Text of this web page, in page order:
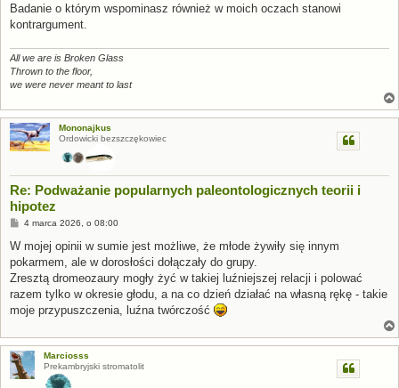
Badanie o którym wspominasz również w moich oczach stanowi
kontrargument.
All we are is Broken Glass
Thrown to the floor,
we were never meant to last
Mononajkus
Ordowicki bezszczękowiec
Re: Podważanie popularnych paleontologicznych teorii i
hipotez
P
s
4 marca 2026, o 08:00
W mojej opinii w sumie jest możliwe, że młode żywiły się innym
pokarmem, ale w dorosłości dołączały do grupy.
Zresztą dromeozaury mogły żyć w takiej luźniejszej relacji i polować
razem tylko w okresie głodu, a na co dzień działać na własną rękę - takie
moje przypuszczenia, luźna twórczość
Marciosss
Prekambryjski stromatolit